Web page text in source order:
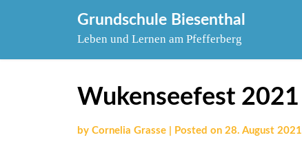
Grundschule Biesenthal
Leben und Lernen am Pfefferberg
Wukenseefest 2021
by Cornelia Grasse Posted on 28. August 2021